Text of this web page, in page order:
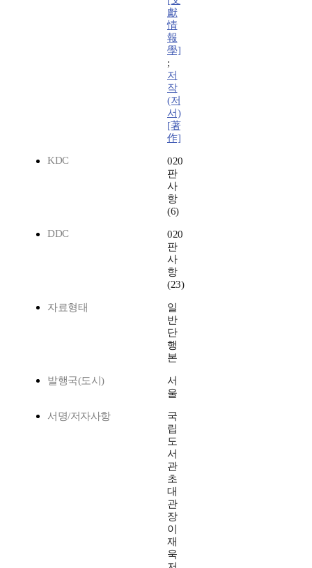
獻
情
報
學]
;
저
작
(저
서)
[著
作]
KDC
020
판
사
항
(6)
DDC
020
판
사
항
(23)
자료형태
일
반
단
행
본
발행국(도시)
서
울
서명/저자사항
국
립
도
서
관
초
대
관
장
이
재
욱